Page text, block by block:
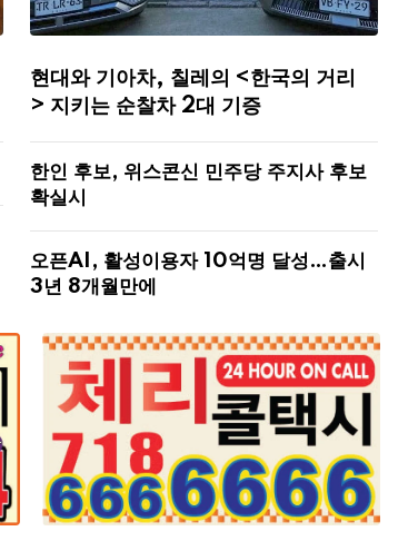
현대와 기아차, 칠레의 <한국의 거리
> 지키는 순찰차 2대 기증
한인 후보, 위스콘신 민주당 주지사 후보
확실시
오픈AI, 활성이용자 10억명 달성…출시
3년 8개월만에